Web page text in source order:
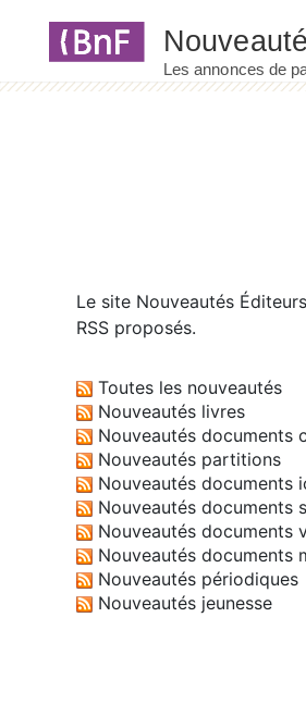
Le site Nouveautés Éditeurs
RSS proposés.
Toutes les nouveautés
Nouveautés livres
Nouveautés documents
Nouveautés partitions
Nouveautés documents
Nouveautés documents
Nouveautés documents
Nouveautés documents
Nouveautés périodiques
Nouveautés jeunesse